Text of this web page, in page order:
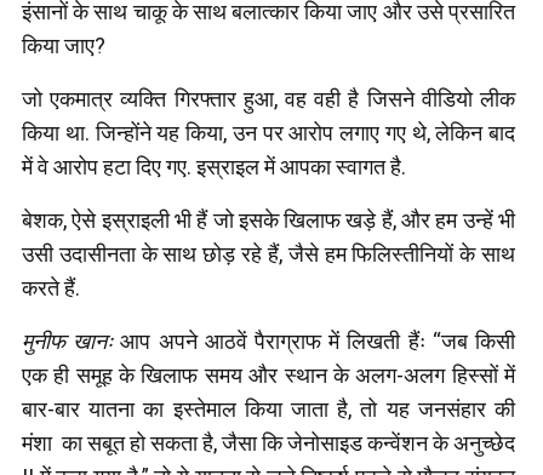
इंसानों के साथ चाकू के साथ बलात्कार किया जाए और उसे प्रसारित
किया जाए?
जो एकमात्र व्यक्ति गिरफ्तार हुआ, वह वही है जिसने वीडियो लीक
किया था. जिन्होंने यह किया, उन पर आरोप लगाए गए थे, लेकिन बाद
में वे आरोप हटा दिए गए. इस्राइल में आपका स्वागत है.
बेशक, ऐसे इस्राइली भी हैं जो इसके खिलाफ खड़े हैं, और हम उन्हें भी
उसी उदासीनता के साथ छोड़ रहे हैं, जैसे हम फिलिस्तीनियों के साथ
करते हैं.
मुनीफ खानःआप अपने आठवें पैराग्राफ में लिखती हैंः “जब किसी
एक ही समूह के खिलाफ समय और स्थान के अलग-अलग हिस्सों में
बार-बार यातना का इस्तेमाल किया जाता है, तो यह जनसंहार की
मंशा का सबूत हो सकता है, जैसा कि जेनोसाइड कन्वेंशन के अनुच्छेद